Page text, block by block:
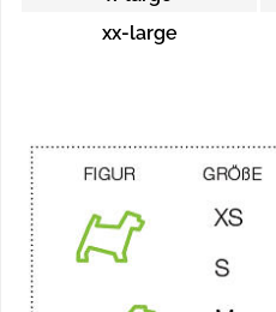
xx-large